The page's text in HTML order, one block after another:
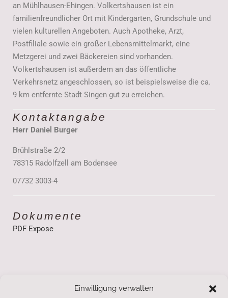
Einwilligung verwalten
an Mühlhausen-Ehingen. Volkertshausen ist ein
familienfreundlicher Ort mit Kindergarten, Grundschule und
vielen kulturellen Angeboten. Auch Apotheke, Arzt,
Postfiliale sowie ein großer Lebensmittelmarkt, eine
Metzgerei und zwei Bäckereien sind vorhanden.
Volkertshausen ist außerdem an das öffentliche
Verkehrsnetz angeschlossen, so ist beispielsweise die ca.
9 km entfernte Stadt Singen gut zu erreichen.
Kontaktangabe
Herr Daniel Burger
Brühlstraße 2/2
78315 Radolfzell am Bodensee
07732 3003-4
Dokumente
PDF Expose